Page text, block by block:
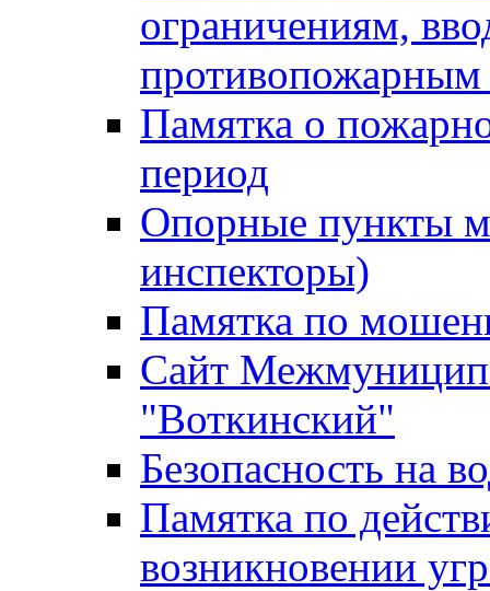
ограничениям,
Памятка о
период
Опорные пункты
инспекторы)
Памятка по
Сайт
"Воткинский"
Безопасность на
Памятка по
возникновении